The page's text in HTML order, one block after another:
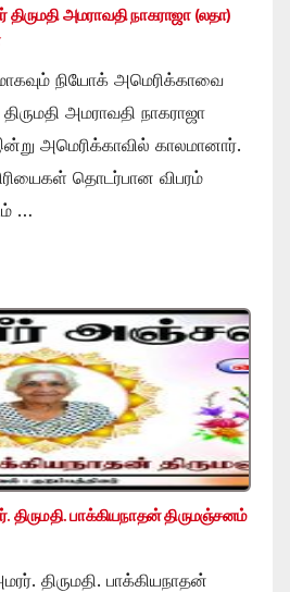
அமராவதி நாகராஜா (லதா)
நியோக் அமெரிக்காவை
அமராவதி நாகராஜா
அமெரிக்காவில் காலமானார்.
தொடர்பான விபரம்
…
பாக்கியநாதன் திருமஞ்சனம்
திருமதி. பாக்கியநாதன்